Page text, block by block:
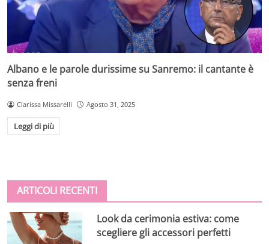
Albano e le parole durissime su Sanremo: il cantante è
senza freni
Clarissa Missarelli Agosto 31, 2025
Leggi di più
ARTICOLI RECENTI
Look da cerimonia estiva: come
scegliere gli accessori perfetti